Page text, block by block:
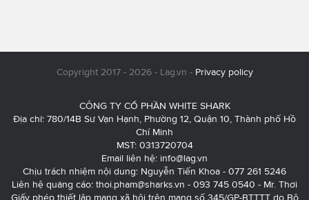
Copyright 2017 - 2026 - Lag.vn - Privacy policy
CÔNG TY CỔ PHẦN WHITE SHARK
Địa chỉ: 780/14B Sư Vạn Hạnh, Phường 12, Quận 10, Thành phố Hồ
Chí Minh
MST: 0313720704
Email liên hệ: info@lag.vn
Chịu trách nhiệm nội dung: Nguyễn Tiến Khoa - 077 261 5246
Liên hệ quảng cáo: thoi.pham@sharks.vn - 093 745 0540 - Mr. Thơi
Giấy phép thiết lập mạng xã hội trên mạng số 345/GP-BTTTT do Bộ